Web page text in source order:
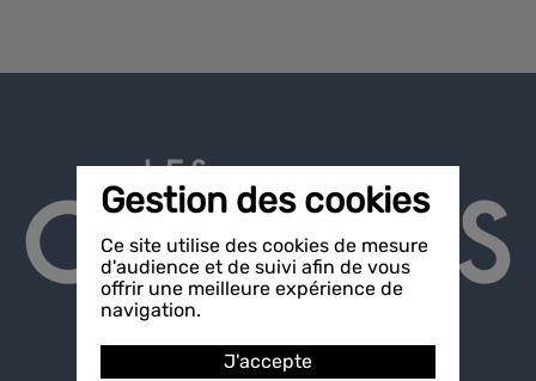
Gestion des cookies
Ce site utilise des cookies de mesure
d'audience et de suivi afin de vous
offrir une meilleure expérience de
navigation.
J'accepte